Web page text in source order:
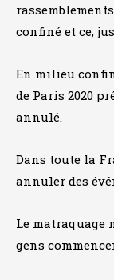
confiné et ce,
En milieu
de Paris 2020
annulé.
Dans toute la
annuler des
Le matraquage
gens